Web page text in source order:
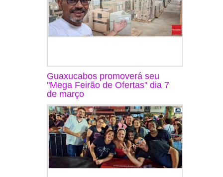
Guaxucabos promoverá seu
"Mega Feirão de Ofertas" dia 7
de março